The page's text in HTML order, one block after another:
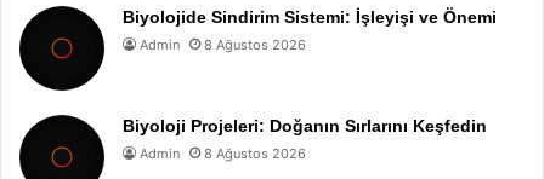
Biyolojide Sindirim Sistemi: İşleyişi ve Önemi
Admin 8 Ağustos 2026
Biyoloji Projeleri: Doğanın Sırlarını Keşfedin
Admin 8 Ağustos 2026